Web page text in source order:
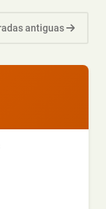
antiguas